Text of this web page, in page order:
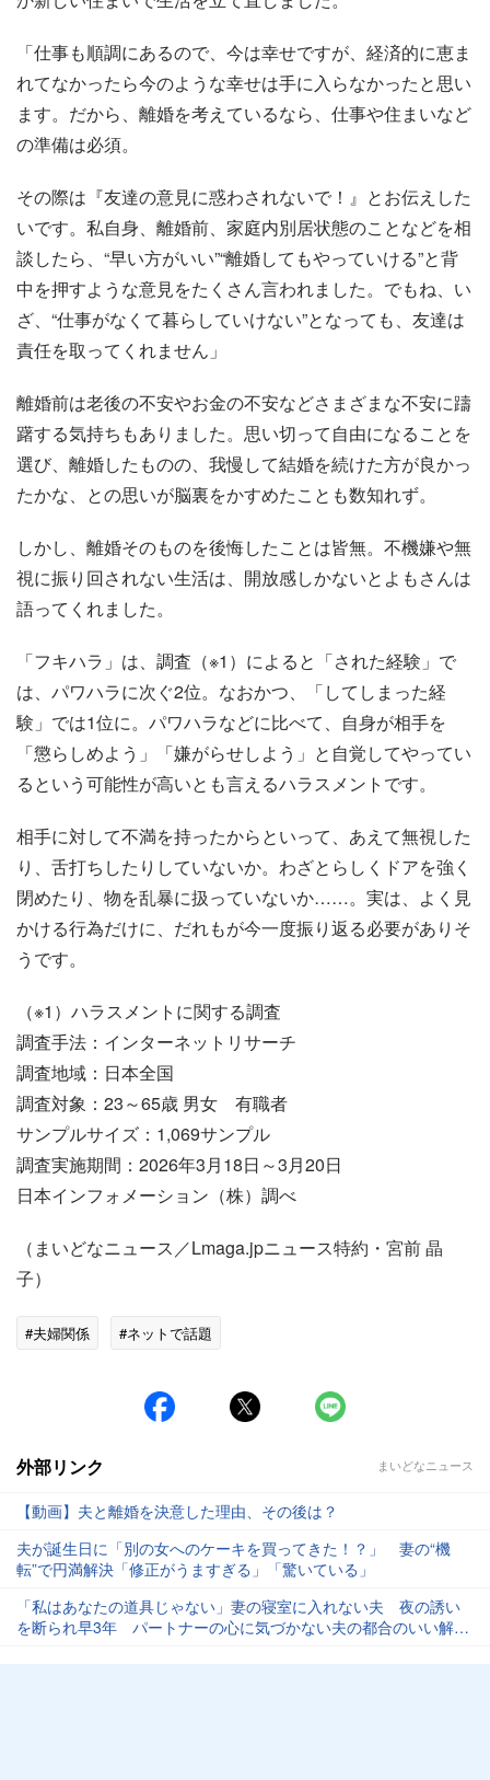
「仕事も順調にあるので、今は幸せですが、経済的に恵ま
れてなかったら今のような幸せは手に入らなかったと思い
ます。だから、離婚を考えているなら、仕事や住まいなど
の準備は必須。
その際は『友達の意見に惑わされないで！』とお伝えした
いです。私自身、離婚前、家庭内別居状態のことなどを相
談したら、“早い方がいい”“離婚してもやっていける”と背
中を押すような意見をたくさん言われました。でもね、い
ざ、“仕事がなくて暮らしていけない”となっても、友達は
責任を取ってくれません」
離婚前は老後の不安やお金の不安などさまざまな不安に躊
躇する気持ちもありました。思い切って自由になることを
選び、離婚したものの、我慢して結婚を続けた方が良かっ
たかな、との思いが脳裏をかすめたことも数知れず。
しかし、離婚そのものを後悔したことは皆無。不機嫌や無
視に振り回されない生活は、開放感しかないとよもさんは
語ってくれました。
「フキハラ」は、調査（※1）によると「された経験」で
は、パワハラに次ぐ2位。なおかつ、「してしまった経
験」では1位に。パワハラなどに比べて、自身が相手を
「懲らしめよう」「嫌がらせしよう」と自覚してやってい
るという可能性が高いとも言えるハラスメントです。
相手に対して不満を持ったからといって、あえて無視した
り、舌打ちしたりしていないか。わざとらしくドアを強く
閉めたり、物を乱暴に扱っていないか……。実は、よく見
かける行為だけに、だれもが今一度振り返る必要がありそ
うです。
（※1）ハラスメントに関する調査
調査手法：インターネットリサーチ
調査地域：日本全国
調査対象：23～65歳 男女 有職者
サンプルサイズ：1,069サンプル
調査実施期間：2026年3月18日～3月20日
日本インフォメーション（株）調べ
（まいどなニュース／Lmaga.jpニュース特約・宮前 晶
子）
#夫婦関係 #ネットで話題
外部リンク まいどなニュース
【動画】夫と離婚を決意した理由、その後は？
夫が誕生日に「別の女へのケーキを買ってきた！？」 妻の“機
転”で円満解決「修正がうますぎる」「驚いている」
「私はあなたの道具じゃない」妻の寝室に入れない夫 夜の誘い
を断られ早3年 パートナーの心に気づかない夫の都合のいい解釈